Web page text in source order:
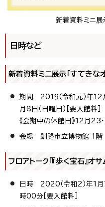
新着資料ミニ展
日時など
新着資料ミニ展示「すてきな
期間 2019（令和元）年12
月8日（日曜日）［要入館料］
《会期中の休館日》12月23
会場 釧路市立博物館 1
フロアトーク「『歩く宝石』オ
日時 2020（令和2）年1月
時00分［要入館料］